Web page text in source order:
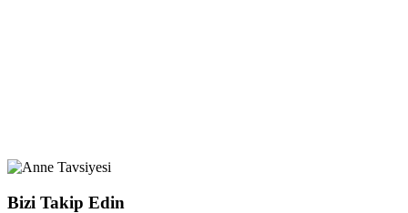
Bizi Takip Edin